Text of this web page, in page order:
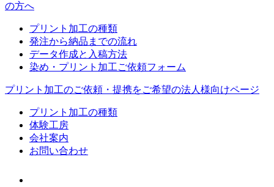
の方へ
プリント加工の種類
発注から納品までの流れ
データ作成と入稿方法
染め・プリント加工ご依頼フォーム
プリント加工のご依頼・提携をご希望の法人様向けページ
プリント加工の種類
体験工房
会社案内
お問い合わせ